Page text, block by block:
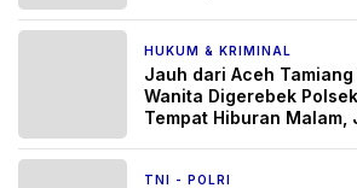
HUKUM & KRIMINAL
Jauh dari Aceh Tamiang
Wanita Digerebek
Tempat Hiburan Malam,
TNI - POLRI